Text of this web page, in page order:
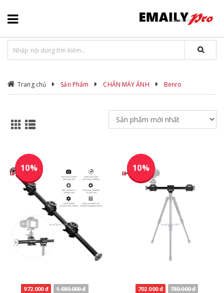
Trang chủ Sản Phẩm CHÂN MÁY ẢNH Benro
10%
972.000 đ 1.080.000 đ
10%
702.000 đ 780.000 đ